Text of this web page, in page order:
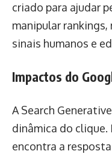
criado para ajudar
manipular
sinais humanos e
Impactos do
A Search
dinâmica do clique.
encontra a